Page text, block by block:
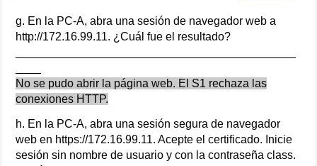
g. En la PC-A, abra una sesión de navegador web a
http://172.16.99.11. ¿Cuál fue el resultado?
No se pudo abrir la página web. El S1 rechaza las
conexiones HTTP.
h. En la PC-A, abra una sesión segura de navegador
web en https://172.16.99.11. Acepte el certificado. Inicie
sesión sin nombre de usuario y con la contraseña class.